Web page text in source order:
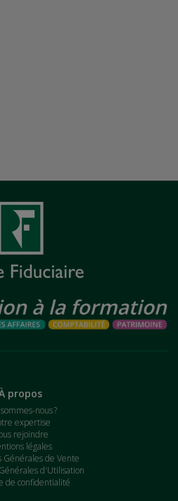
propos
nous ?
expertise
rejoindre
légales
Générales de Vente
d'Utilisation
de confidentialité